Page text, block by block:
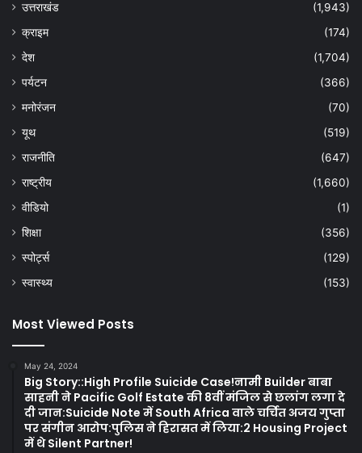
उत्तराखंड
(1,943)
क्राइम
(174)
देश
(1,704)
पर्यटन
(366)
मनोरंजन
(70)
यूथ
(519)
राजनीति
(647)
राष्ट्रीय
(1,660)
वीडियो
(1)
शिक्षा
(356)
स्पोर्ट्स
(129)
स्वास्थ्य
(153)
Most Viewed Posts
May 24, 2024
Big Story::High Profile Suicide Case!नामी Builder बाबा
साहनी ने Pacific Golf Estate की 8वीं मंजिल से छलांग लगा दे
दी जान:Suicide Note में South Africa वाले चर्चित अजय गुप्ता
पर संगीन आरोप:पुलिस ने हिरासत में लिया:2 Housing Project
में थे Silent Partner!